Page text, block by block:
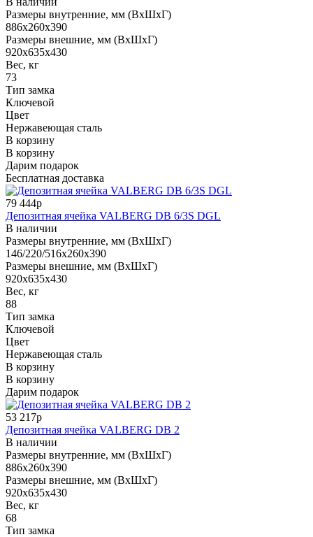
Размеры внутренние, мм (ВхШхГ)
886x260x390
Размеры внешние, мм (ВхШхГ)
920x635x430
Вес, кг
73
Тип замка
Ключевой
Цвет
Нержавеющая сталь
В корзину
В корзину
Дарим подарок
Бесплатная доставка
79 444р
Депозитная ячейка VALBERG DB 6/3S DGL
В наличии
Размеры внутренние, мм (ВхШхГ)
146/220/516x260x390
Размеры внешние, мм (ВхШхГ)
920x635x430
Вес, кг
88
Тип замка
Ключевой
Цвет
Нержавеющая сталь
В корзину
В корзину
Дарим подарок
53 217р
Депозитная ячейка VALBERG DB 2
В наличии
Размеры внутренние, мм (ВхШхГ)
886x260x390
Размеры внешние, мм (ВхШхГ)
920x635x430
Вес, кг
68
Тип замка